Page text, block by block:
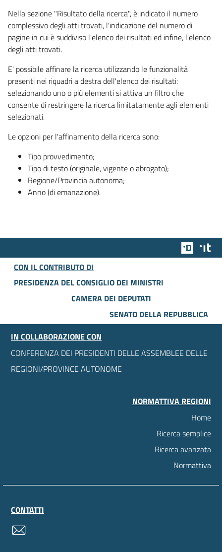
Nella sezione "Risultato della ricerca", è indicato il numero
complessivo degli atti trovati, l'indicazione del numero di
pagine in cui è suddiviso l'elenco dei risultati ed infine, l'elenco
degli atti trovati.
E' possibile affinare la ricerca utilizzando le funzionalità
presenti nei riquadri a destra dell'elenco dei risultati:
selezionando uno o più elementi si attiva un filtro che
consente di restringere la ricerca limitatamente agli elementi
selezionati.
Le opzioni per l'affinamento della ricerca sono:
Tipo provvedimento;
Tipo di testo (originale, vigente o abrogato);
Regione/Provincia autonoma;
Anno (di emanazione).
Team
CON IL CONTRIBUTO DI
PRESIDENZA DEL CONSIGLIO DEI MINISTRI
CAMERA DEI DEPUTATI
SENATO DELLA REPUBBLICA
IN COLLABORAZIONE CON
CONFERENZA DEI PRESIDENTI DELLE ASSEMBLEE DELLE
REGIONI/PROVINCE AUTONOME
NORMATTIVA REGIONI
Home
Ricerca semplice
Ricerca avanzata
Normattiva
CONTATTI